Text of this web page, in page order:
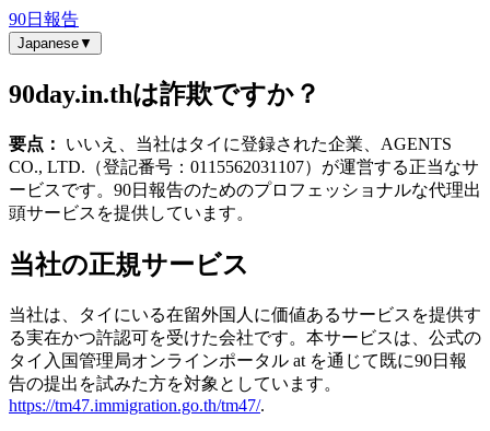
90日報告
Japanese▼
90day.in.thは詐欺ですか？
要点：
いいえ、当社はタイに登録された企業、AGENTS
CO., LTD.（登記番号：0115562031107）が運営する正当なサ
ービスです。90日報告のためのプロフェッショナルな代理出
頭サービスを提供しています。
当社の正規サービス
当社は、タイにいる在留外国人に価値あるサービスを提供す
る実在かつ許認可を受けた会社です。本サービスは、公式の
タイ入国管理局オンラインポータル at を通じて既に90日報
告の提出を試みた方を対象としています。
https://tm47.immigration.go.th/tm47/.